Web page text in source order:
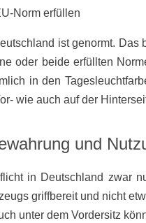
Norm erfüllen
ist genormt.
oder beide erfüllten
in den
wie auch auf der
und
in Deutschland zwar
griffbereit und nicht
unter dem Vordersitz